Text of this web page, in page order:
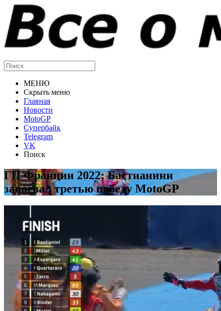
МЕНЮ
Скрыть меню
Главная
Новости
MotoGP
Супербайк
Telegram
VK
Поиск
ГП Франции 2022: Бастианини
завоевал третью победу MotoGP